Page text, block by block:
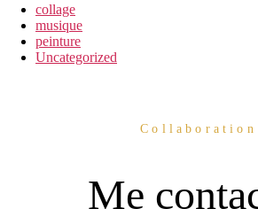
collage
musique
peinture
Uncategorized
Collaboration
Me